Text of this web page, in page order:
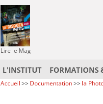
Lire le Mag
L'INSTITUT FORMATIONS
Accueil >> Documentation>> la